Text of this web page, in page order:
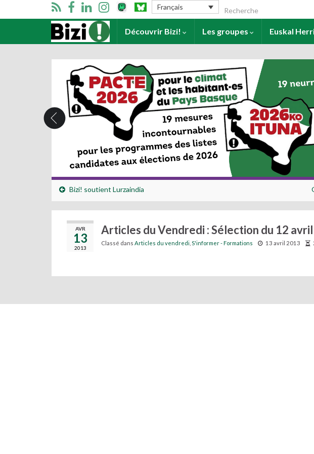
Français Search for:
Accueil Découvrir Bizi! Les groupes Euskal
Bizi! soutient Lurzaindia
AVR
13
2013
Articles du Vendredi : Sélection du 12
Classé dans Articles du vendredi S'informer - Formations 13 avril 2013